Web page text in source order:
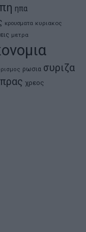
ηπα
κρουσματα κυριακος
μετρα
ρωσια συριζα
χρεος